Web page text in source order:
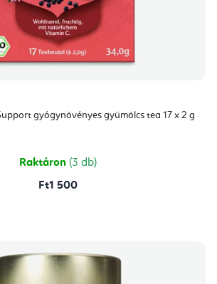
gyógynövényes gyümölcs tea 17 x 2 g
Raktáron (3 db)
Ft1 500